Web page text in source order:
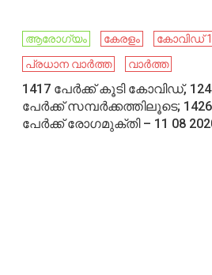
ആരോഗ്യം കേരളം
കോവിഡ്
പ്രധാന വാർത്ത
വാർത്ത
1417 പേര്‍ക്ക് കൂടി കോവിഡ്,
പേര്‍ക്ക് സമ്പര്‍ക്കത്തിലൂടെ; 1426
പേര്‍ക്ക് രോഗമുക്തി – 11 08